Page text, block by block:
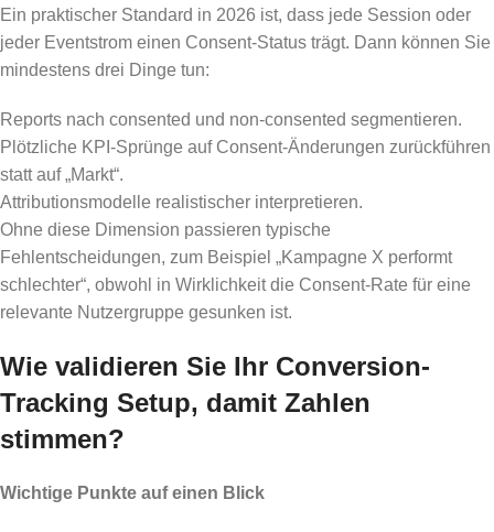
Ein praktischer Standard in 2026 ist, dass jede Session oder
jeder Eventstrom einen Consent-Status trägt. Dann können Sie
mindestens drei Dinge tun:
Reports nach consented und non-consented segmentieren.
Plötzliche KPI-Sprünge auf Consent-Änderungen zurückführen
statt auf „Markt“.
Attributionsmodelle realistischer interpretieren.
Ohne diese Dimension passieren typische
Fehlentscheidungen, zum Beispiel „Kampagne X performt
schlechter“, obwohl in Wirklichkeit die Consent-Rate für eine
relevante Nutzergruppe gesunken ist.
Wie validieren Sie Ihr Conversion-
Tracking Setup, damit Zahlen
stimmen?
Wichtige Punkte auf einen Blick